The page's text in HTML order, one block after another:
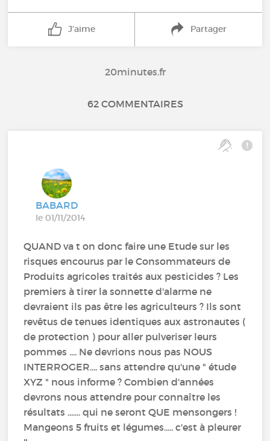
J'aime Partager
20minutes.fr
62 COMMENTAIRES
BABARD
le 01/11/2014
QUAND va t on donc faire une Etude sur les
risques encourus par le Consommateurs de
Produits agricoles traités aux pesticides ? Les
premiers à tirer la sonnette d'alarme ne
devraient ils pas être les agriculteurs ? Ils sont
revêtus de tenues identiques aux astronautes (
de protection ) pour aller pulveriser leurs
pommes .... Ne devrions nous pas NOUS
INTERROGER.... sans attendre qu'une " étude
XYZ " nous informe ? Combien d'années
devrons nous attendre pour connaître les
résultats ....... qui ne seront QUE mensongers !
Mangeons 5 fruits et légumes..... c'est à pleurer